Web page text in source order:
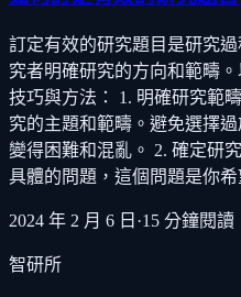
訂定有效的研究題目是研究
究者明確研究的方向和範疇
技巧與方法： 1. 明確研究範
究的主題和範疇。避免選擇
變得困難和混亂。 2. 確定研
具體的問題，這個問題是你
2024 年 2 月 6 日 ·15 分鐘閱讀
智研所